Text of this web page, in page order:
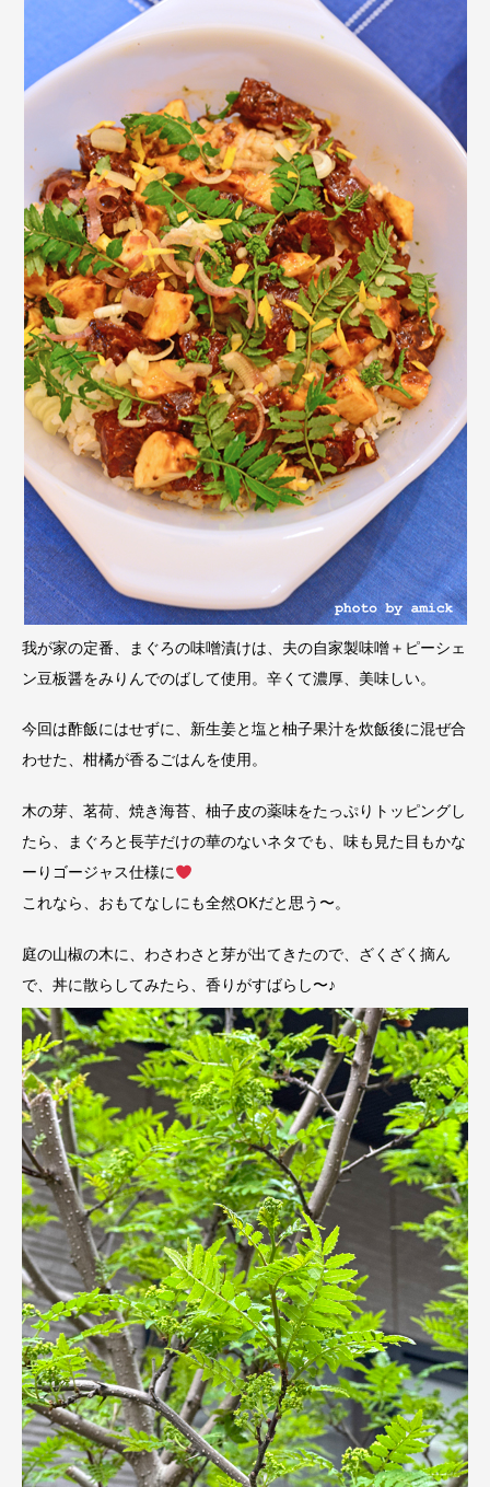
我が家の定番、まぐろの味噌漬けは、夫の自家製味噌＋ピーシェ
ン豆板醤をみりんでのばして使用。辛くて濃厚、美味しい。
今回は酢飯にはせずに、新生姜と塩と柚子果汁を炊飯後に混ぜ合
わせた、柑橘が香るごはんを使用。
木の芽、茗荷、焼き海苔、柚子皮の薬味をたっぷりトッピングし
たら、まぐろと長芋だけの華のないネタでも、味も見た目もかな
ーりゴージャス仕様に
これなら、おもてなしにも全然OKだと思う〜。
庭の山椒の木に、わさわさと芽が出てきたので、ざくざく摘ん
で、丼に散らしてみたら、香りがすばらし〜♪